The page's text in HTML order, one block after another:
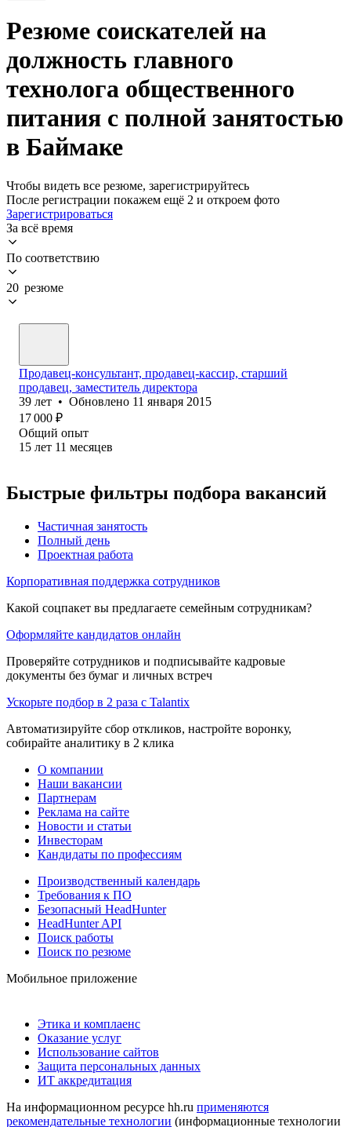
Резюме соискателей на
должность главного
технолога общественного
питания с полной занятостью
в Баймаке
Чтобы видеть все резюме, зарегистрируйтесь
После регистрации покажем ещё 2 и откроем фото
Зарегистрироваться
За всё время
По соответствию
20 резюме
Продавец-консультант, продавец-кассир, старший
продавец, заместитель директора
39 лет • Обновлено 11 января 2015
17 000 ₽
Общий опыт
15 лет 11 месяцев
Быстрые фильтры подбора вакансий
Частичная занятость
Полный день
Проектная работа
Корпоративная поддержка сотрудников
Какой соцпакет вы предлагаете семейным сотрудникам?
Оформляйте кандидатов онлайн
Проверяйте сотрудников и подписывайте кадровые
документы без бумаг и личных встреч
Ускорьте подбор в 2 раза с Talantix
Автоматизируйте сбор откликов, настройте воронку,
собирайте аналитику в 2 клика
О компании
Наши вакансии
Партнерам
Реклама на сайте
Новости и статьи
Инвесторам
Кандидаты по профессиям
Производственный календарь
Требования к ПО
Безопасный HeadHunter
HeadHunter API
Поиск работы
Поиск по резюме
Мобильное приложение
Этика и комплаенс
Оказание услуг
Использование сайтов
Защита персональных данных
ИТ аккредитация
На информационном ресурсе hh.ru применяются
рекомендательные технологии (информационные технологии